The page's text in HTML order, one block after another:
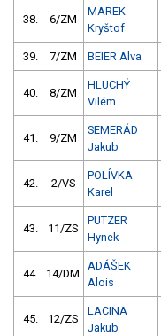
38. 6/ZM
MAREK
Kryštof
39. 7/ZM BEIER Alva
40. 8/ZM
HLUCHÝ
Vilém
41. 9/ZM
SEMERÁD
Jakub
42. 2/VS
POLÍVKA
Karel
43. 11/ZS
PUTZER
Hynek
44. 14/DM
ADÁŠEK
Alois
45. 12/ZS
LACINA
Jakub